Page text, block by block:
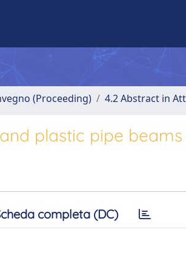
(Proceeding) 4.2 Abstract in
plastic pipe
completa (DC)